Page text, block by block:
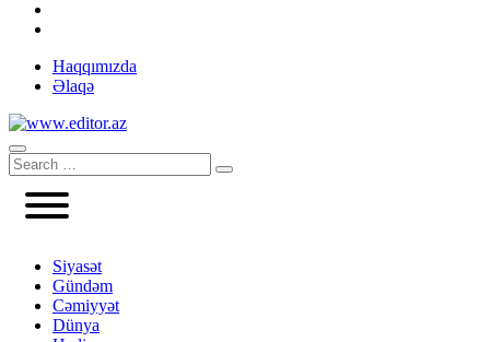
Haqqımızda
Əlaqə
Siyasət
Gündəm
Cəmiyyət
Dünya